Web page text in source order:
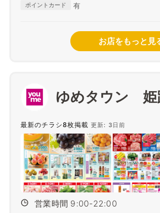
ポイントカード 有
お店をもっと見
ゆめタウン 姫
最新のチラシ8枚掲載 更新: 3日前
営業時間 9:00-22:00